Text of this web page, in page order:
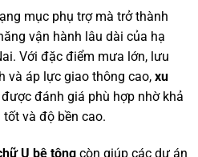
mục phụ trợ mà trở thành
vận hành lâu dài của hạ
Với đặc điểm mưa lớn, lưu
và áp lực giao thông cao, xu
đánh giá phù hợp nhờ khả
và độ bền cao.
U bê tôngcòn giúp các dự án